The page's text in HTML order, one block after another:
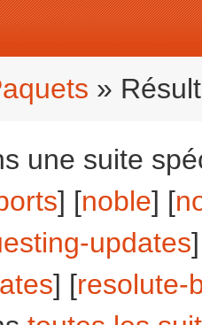
»
une suite
] [noble] [
updates
] [resolute-